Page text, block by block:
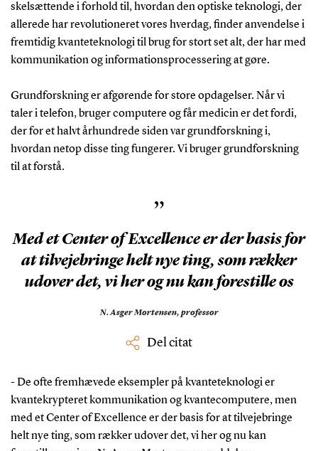
skelsættende i forhold til, hvordan den optiske teknologi, der
allerede har revolutioneret vores hverdag, finder anvendelse i
fremtidig kvanteteknologi til brug for stort set alt, der har med
kommunikation og informationsprocessering at gøre.
Grundforskning er afgørende for store opdagelser. Når vi
taler i telefon, bruger computere og får medicin er det fordi,
der for et halvt århundrede siden var grundforskning i,
hvordan netop disse ting fungerer. Vi bruger grundforskning
til at forstå.
”
Med et Center of Excellence er der basis for
at tilvejebringe helt nye ting, som rækker
udover det, vi her og nu kan forestille os
N. Asger Mortensen, professor
Del citat
- De ofte fremhævede eksempler på kvanteteknologi er
kvantekrypteret kommunikation og kvantecomputere, men
med et Center of Excellence er der basis for at tilvejebringe
helt nye ting, som rækker udover det, vi her og nu kan